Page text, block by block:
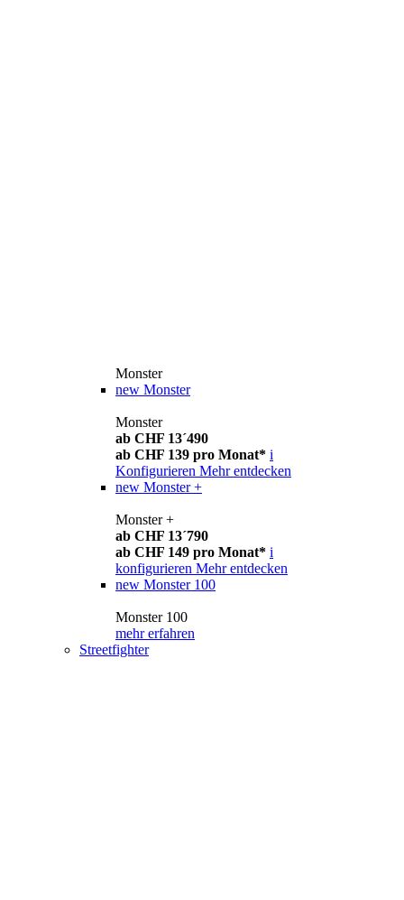
Monster
new Monster
Monster
ab CHF 13´490
ab CHF 139 pro Monat* i
Konfigurieren Mehr entdecken
new Monster +
Monster +
ab CHF 13´790
ab CHF 149 pro Monat* i
konfigurieren Mehr entdecken
new Monster 100
Monster 100
mehr erfahren
Streetfighter